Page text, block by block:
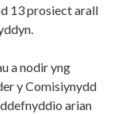
13 prosiect arall
a nodir yng
y Comisiynydd
arian